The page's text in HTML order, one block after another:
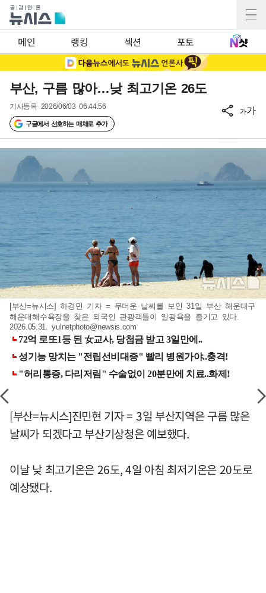
메인 랭킹 섹션 포토
부산, 구름 많아…낮 최고기온 26도
기사등록 2026/06/03 06:44:56
구글에서 선호하는 매체로 추가
가가
[부산=뉴시스] 하경민 기자 = 무더운 날씨를 보인 31일 부산 해운대구
해운대해수욕장을 찾은 외국인 관광객들이 일광욕을 즐기고 있다.
2026.05.31.yulnetphoto@newsis.com
[부산=뉴시스]진민현 기자 = 3일 부산지역은 구름 많은
날씨가 되겠다고 부산기상청은 예보했다.
이날 낮 최고기온은 26도, 4일 아침 최저기온은 20도로
예상됐다.